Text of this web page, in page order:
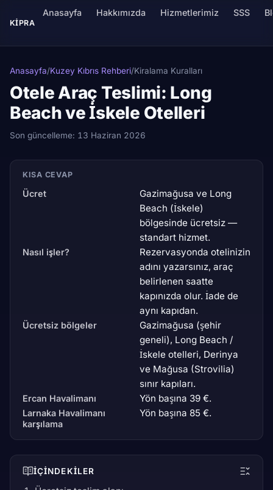
KIPRA
Anasayfa Hakkımızda Hizmetlerimiz SSS
Anasayfa/Kuzey Kıbrıs Rehberi/Kiralama Kuralları
Otele Araç Teslimi: Long
Beach ve İskele Otelleri
Son güncelleme: 13 Haziran 2026
KISA CEVAP
Ücret
Gazimağusa ve Long
Beach (İskele)
bölgesinde ücretsiz —
standart hizmet.
Nasıl işler?
Rezervasyonda otelinizin
adını yazarsınız, araç
belirlenen saatte
kapınızda olur. İade de
aynı kapıdan.
Ücretsiz bölgeler
Gazimağusa (şehir
geneli), Long Beach /
İskele otelleri, Derinya
ve Mağusa (Strovilia)
sınır kapıları.
Ercan Havalimanı Yön başına 39 €.
Larnaka Havalimanı
karşılama
Yön başına 85 €.
İÇINDEKILER